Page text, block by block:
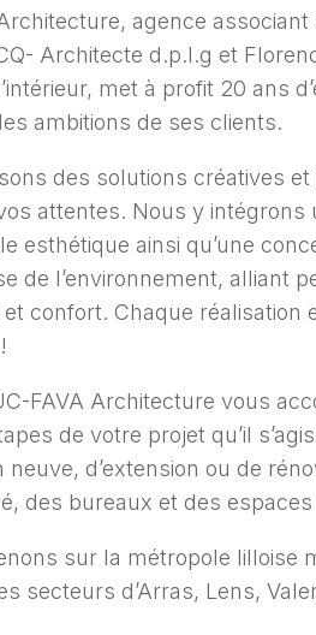
agence associant
Architecte d.p.l.g et
met à profit 20 ans
ambitions de ses clients.
des solutions créatives
attentes. Nous y intégrons
esthétique ainsi qu’une
de l’environnement, alliant
confort. Chaque réalisation
FAVA Architecture vous
de votre projet qu’il
d’extension ou de
des bureaux et des
sur la métropole lilloise
secteurs d’Arras, Lens,